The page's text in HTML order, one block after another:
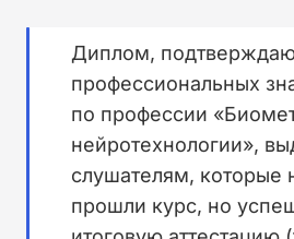
Диплом,
профессиональных
по профессии
нейротехнологии»,
слушателям, которые
прошли курс, но